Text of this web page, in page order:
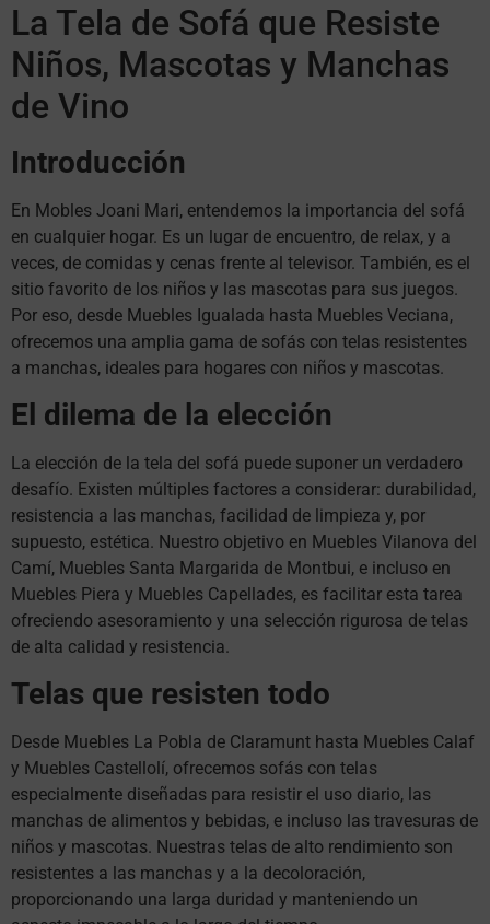
La Tela de Sofá que Resiste
Niños, Mascotas y Manchas
de Vino
Introducción
En Mobles Joani Mari, entendemos la importancia del sofá
en cualquier hogar. Es un lugar de encuentro, de relax, y a
veces, de comidas y cenas frente al televisor. También, es el
sitio favorito de los niños y las mascotas para sus juegos.
Por eso, desde Muebles Igualada hasta Muebles Veciana,
ofrecemos una amplia gama de sofás con telas resistentes
a manchas, ideales para hogares con niños y mascotas.
El dilema de la elección
La elección de la tela del sofá puede suponer un verdadero
desafío. Existen múltiples factores a considerar: durabilidad,
resistencia a las manchas, facilidad de limpieza y, por
supuesto, estética. Nuestro objetivo en Muebles Vilanova del
Camí, Muebles Santa Margarida de Montbui, e incluso en
Muebles Piera y Muebles Capellades, es facilitar esta tarea
ofreciendo asesoramiento y una selección rigurosa de telas
de alta calidad y resistencia.
Telas que resisten todo
Desde Muebles La Pobla de Claramunt hasta Muebles Calaf
y Muebles Castellolí, ofrecemos sofás con telas
especialmente diseñadas para resistir el uso diario, las
manchas de alimentos y bebidas, e incluso las travesuras de
niños y mascotas. Nuestras telas de alto rendimiento son
resistentes a las manchas y a la decoloración,
proporcionando una larga duridad y manteniendo un